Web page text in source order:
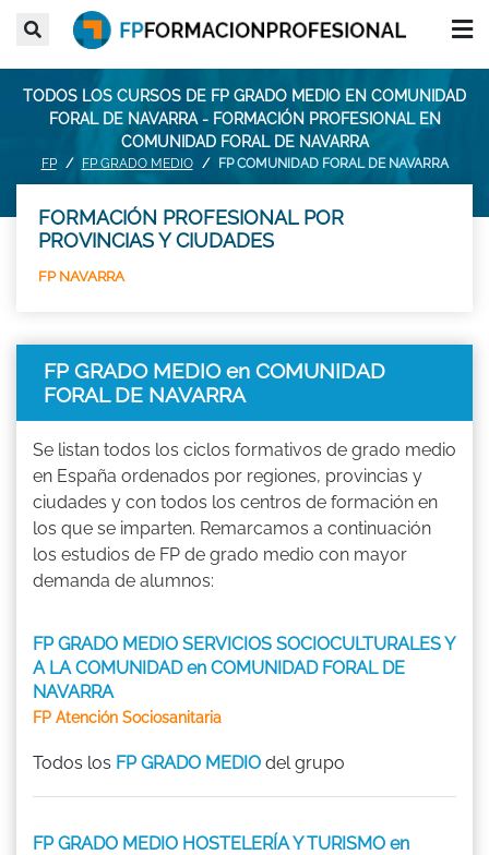
TODOS LOS CURSOS DE FP GRADO MEDIO EN COMUNIDAD
FORAL DE NAVARRA - FORMACIÓN PROFESIONAL EN
COMUNIDAD FORAL DE NAVARRA
FP FP GRADO MEDIO FP COMUNIDAD FORAL DE NAVARRA
FORMACIÓN PROFESIONAL POR
PROVINCIAS Y CIUDADES
FP NAVARRA
FP GRADO MEDIO en COMUNIDAD
FORAL DE NAVARRA
Se listan todos los ciclos formativos de grado medio
en España ordenados por regiones, provincias y
ciudades y con todos los centros de formación en
los que se imparten. Remarcamos a continuación
los estudios de FP de grado medio con mayor
demanda de alumnos:
FP GRADO MEDIO SERVICIOS SOCIOCULTURALES Y
A LA COMUNIDAD en COMUNIDAD FORAL DE
NAVARRA
FP Atención Sociosanitaria
Todos los FP GRADO MEDIO del grupo
FP GRADO MEDIO HOSTELERÍA Y TURISMO en